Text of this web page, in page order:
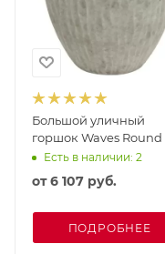
Большой уличный
горшок Waves Round
Есть в наличии: 2
от6 107 руб.
ПОДРОБНЕЕ